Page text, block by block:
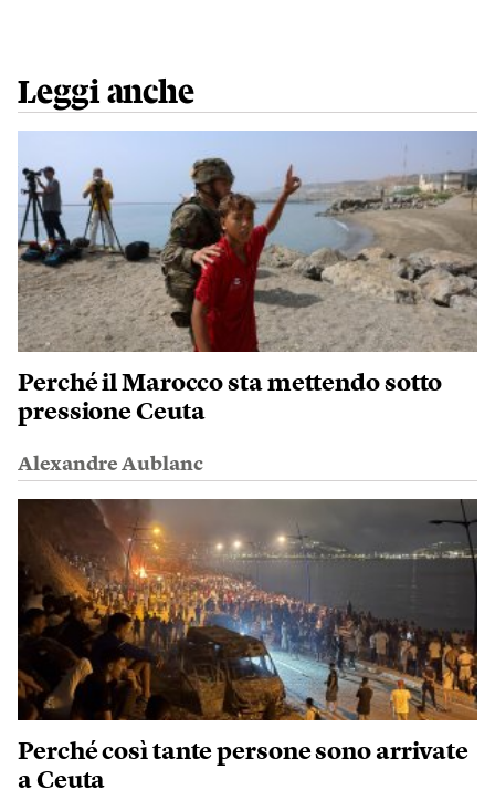
Leggi anche
Perché il Marocco sta mettendo sotto
pressione Ceuta
Alexandre Aublanc
Perché così tante persone sono arrivate
a Ceuta